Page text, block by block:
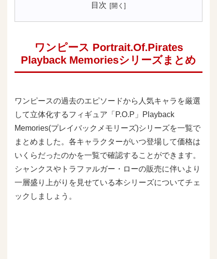
目次
ワンピース Portrait.Of.Pirates
Playback Memoriesシリーズまとめ
ワンピースの過去のエピソードから人気キャラを厳選
して立体化するフィギュア「P.O.P」Playback
Memories(プレイバックメモリーズ)シリーズを一覧で
まとめました。各キャラクターがいつ登場して価格は
いくらだったのかを一覧で確認することができます。
シャンクスやトラファルガー・ローの販売に伴いより
一層盛り上がりを見せている本シリーズについてチェ
ックしましょう。